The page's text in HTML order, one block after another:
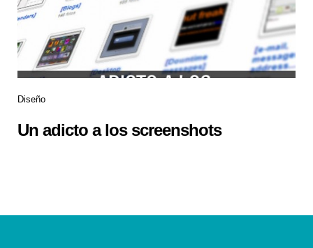
Diseño
Un adicto a los screenshots